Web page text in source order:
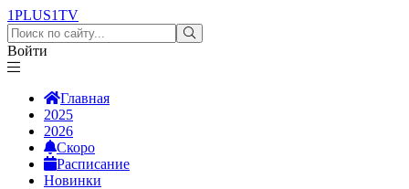
1PLUS1TV
Войти
Главная
2025
2026
Скоро
Расписание
Новинки